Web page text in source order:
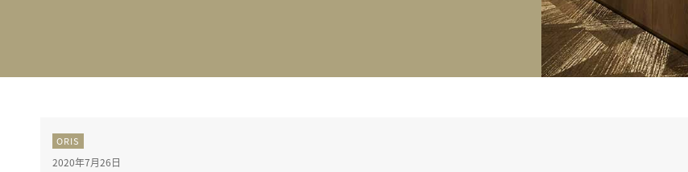
正規取り扱いブランド一覧はこちら
BEST VINTAGEヒューリックスクエア札幌
ショップリスト一覧はこちら
ORIS
2020年7月26日